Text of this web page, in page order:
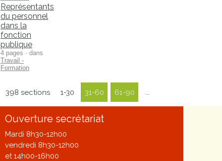
Représentants
du personnel
dans la
fonction
publique
4 pages · dans
Travail -
Formation
398 sections 1-30 31-60 61-90
Ouverture secrétariat
Mardi 8h30-12h00
vendredi 8h30-12h00
et 14h00-16h00